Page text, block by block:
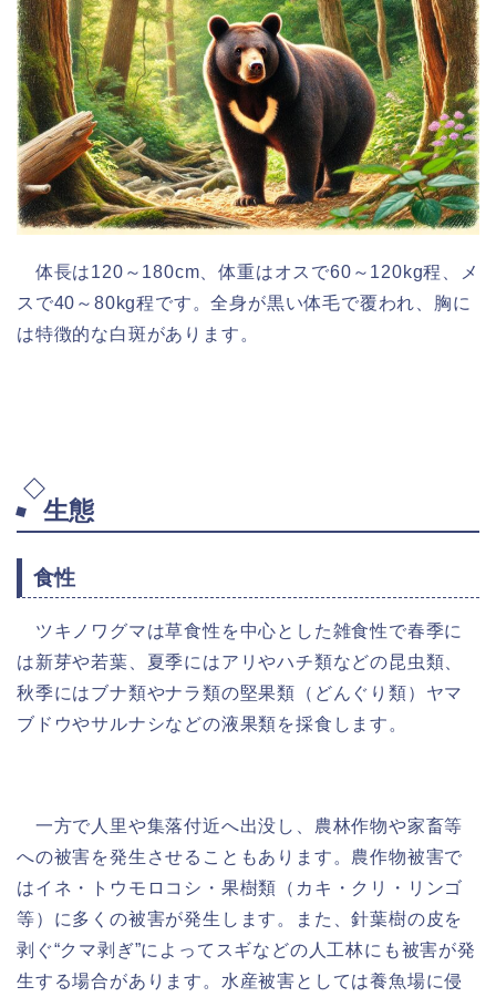
体長は120～180cm、体重はオスで60～120kg程、メ
スで40～80kg程です。全身が黒い体毛で覆われ、胸に
は特徴的な白斑があります。
生態
食性
ツキノワグマは草食性を中心とした雑食性で春季に
は新芽や若葉、夏季にはアリやハチ類などの昆虫類、
秋季にはブナ類やナラ類の堅果類（どんぐり類）ヤマ
ブドウやサルナシなどの液果類を採食します。
一方で人里や集落付近へ出没し、農林作物や家畜等
への被害を発生させることもあります。農作物被害で
はイネ・トウモロコシ・果樹類（カキ・クリ・リンゴ
等）に多くの被害が発生します。また、針葉樹の皮を
剥ぐ“クマ剥ぎ”によってスギなどの人工林にも被害が発
生する場合があります。水産被害としては養魚場に侵